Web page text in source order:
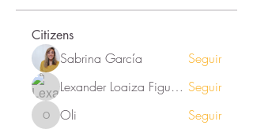
Citizens
Sabrina García
Seguir
Lexander Loaiza Figueroa Seguir
Oli Oli Seguir